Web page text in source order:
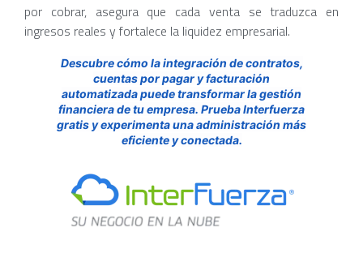
por cobrar, asegura que cada venta se traduzca en
ingresos reales y fortalece la liquidez empresarial.
Descubre cómo la integración de contratos,
cuentas por pagar y facturación
automatizada puede transformar la gestión
financiera de tu empresa. Prueba Interfuerza
gratis y experimenta una administración más
eficiente y conectada.